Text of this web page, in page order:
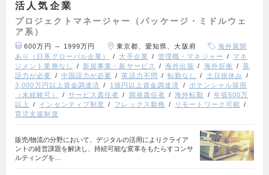
活人気企業
プロジェクトマネージャー（パッケージ・ミドルウェ
ア系）
600万円 ～ 1999万円 東京都、愛知県、大阪府
海外展開
あり（日系グローバル企業）
大手企業 管理職・マネジャー
マネ
ジメント業務なし
新規事業・新サービス 海外出張 海外折衝
英
語力が必要
中国語力が必要 英語力不問 転勤なし
土日祝休み
3,000万円以上資金調達済
1億円以上資金調達済
ポテンシャル採用
（未経験可）
サービス責任者 開発責任者 海外転勤
年収600万
以上
インセンティブ制度 フレックス勤務
リモートワーク可能
育児支援制度
販売/物流の分野において、デジタルの活用によりクライア
ントの経営課題を解決し、持続可能な変革をもたらすコンサ
ルティングを…